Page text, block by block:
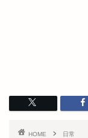
HOME
日常